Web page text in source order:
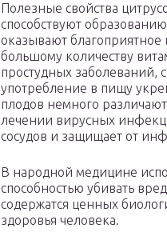
Полезные свойства
способствуют
оказывают
большому количеству
простудных заболеваний,
употребление в пищу
плодов немного
лечении вирусных
сосудов и защищает от
В народной медицине
способностью убивать
содержатся ценных
здоровья человека.